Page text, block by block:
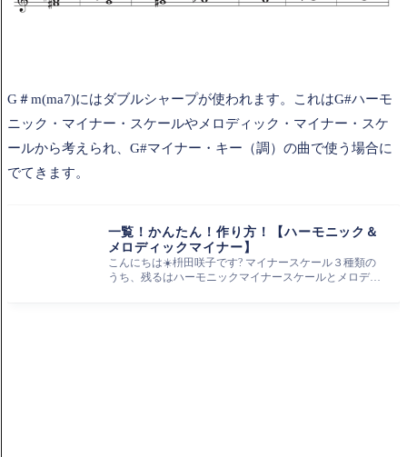
G＃m(ma7)にはダブルシャープが使われます。これはG#ハーモ
ニック・マイナー・スケールやメロディック・マイナー・スケ
ールから考えられ、G#マイナー・キー（調）の曲で使う場合に
でてきます。
一覧！かんたん！作り方！【ハーモニック＆
メロディックマイナー】
こんにちは☀️枡田咲子です? マイナースケール３種類の
うち、残るはハーモニックマイナースケールとメロディ